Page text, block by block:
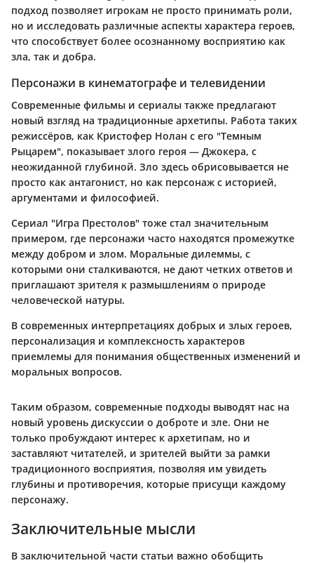
подход позволяет игрокам не просто принимать роли,
но и исследовать различные аспекты характера героев,
что способствует более осознанному восприятию как
зла, так и добра.
Персонажи в кинематографе и телевидении
Современные фильмы и сериалы также предлагают
новый взгляд на традиционные архетипы. Работа таких
режиссёров, как Кристофер Нолан с его "Темным
Рыцарем", показывает злого героя — Джокера, с
неожиданной глубиной. Зло здесь обрисовывается не
просто как антагонист, но как персонаж с историей,
аргументами и философией.
Сериал "Игра Престолов" тоже стал значительным
примером, где персонажи часто находятся промежутке
между добром и злом. Моральные дилеммы, с
которыми они сталкиваются, не дают четких ответов и
приглашают зрителя к размышлениям о природе
человеческой натуры.
В современных интерпретациях добрых и злых героев,
персонализация и комплексность характеров
приемлемы для понимания общественных изменений и
моральных вопросов.
Таким образом, современные подходы выводят нас на
новый уровень дискуссии о доброте и зле. Они не
только пробуждают интерес к архетипам, но и
заставляют читателей, и зрителей выйти за рамки
традиционного восприятия, позволяя им увидеть
глубины и противоречия, которые присущи каждому
персонажу.
Заключительные мысли
В заключительной части статьи важно обобщить